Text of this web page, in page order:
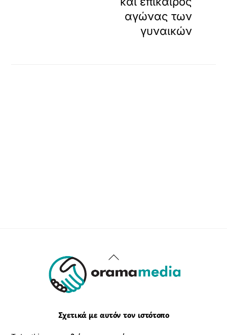
αγώνας των
γυναικών
Back
To
Σχετικά με αυτόν τον ιστότοπο